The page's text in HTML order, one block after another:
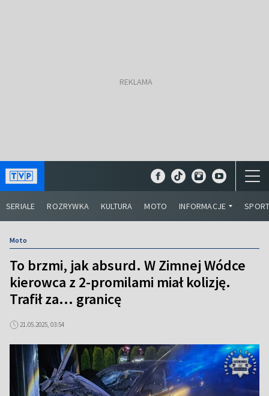
SERIALE ROZRYWKA KULTURA MOTO INFORMACJE
Moto
To brzmi, jak absurd. W Zimnej Wódce
kierowca z 2-promilami miał kolizję.
Trafił za... granicę
21.05.2025, 03:54